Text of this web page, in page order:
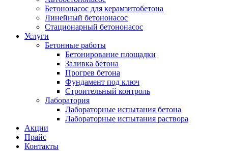
Бетононасос для керамзитобетона
Линейный бетононасос
Стационарный бетононасос
Услуги
Бетонные работы
Бетонирование площадки
Заливка бетона
Прогрев бетона
Фундамент под ключ
Строительный контроль
Лаборатория
Лабораторные испытания бетона
Лабораторные испытания раствора
Акции
Прайс
Контакты